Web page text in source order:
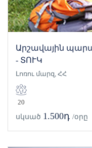
Արշավային
- ՏՈՒԿ
Լոռու մարզ, ՀՀ
20
սկսած 1.500դ /օրը